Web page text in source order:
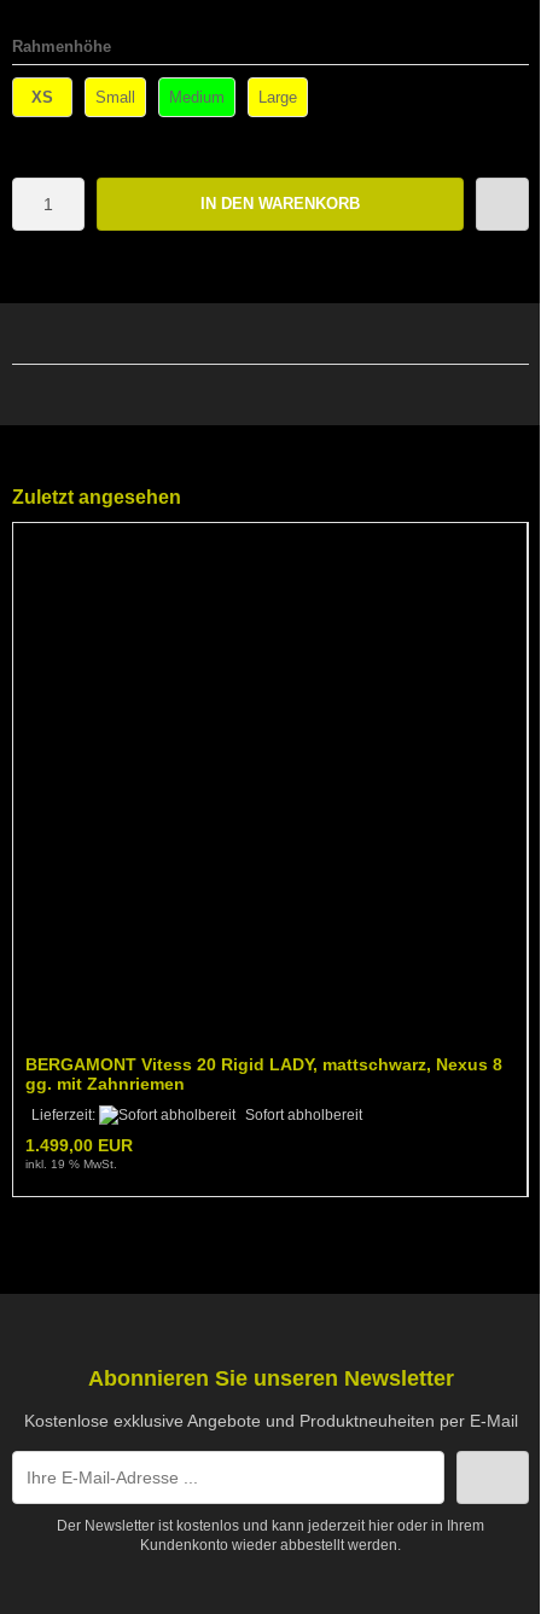
Rahmenhöhe
XS Small Medium Large
IN DEN WARENKORB
Zuletzt angesehen
BERGAMONT Vitess 20 Rigid LADY, mattschwarz, Nexus 8
gg. mit Zahnriemen
Lieferzeit: Sofort abholbereit
1.499,00 EUR
inkl. 19 % MwSt.
Abonnieren Sie unseren Newsletter
Kostenlose exklusive Angebote und Produktneuheiten per E-Mail
Der Newsletter ist kostenlos und kann jederzeit hier oder in Ihrem
Kundenkonto wieder abbestellt werden.